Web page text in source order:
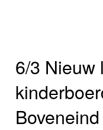
6/3 Nieuw
Boveneind